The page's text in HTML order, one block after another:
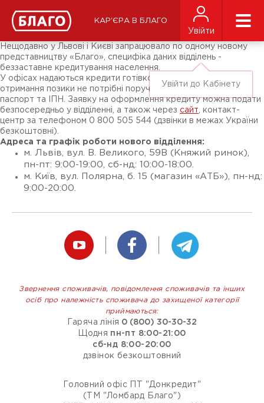
КАР'ЄРА В БЛАГО
Увійти
Увійти до Кабінету
ЗМІ про нас
Підписники соц-мереж
Ярмарки
Нещодавно у Львові і Києві запрацювало по одному новому
представництву «Благо», специфіка даних відділень -
беззаставне кредитування населення.
У офісах надаються кредити готівкою без застави. Для
отримання позики не потрібні поручителі, довідки - тільки
паспорт та ІПН. Заявку на оформлення кредиту можна подати
безпосередньо у відділенні, а також через сайт , контакт-
центр за телефоном 0 800 505 544 (дзвінки в межах України
безкоштовні).
Адреса та графік роботи нового відділення:
м. Львів, вул. В. Великого, 59В (Княжий ринок),
пн-пт: 9:00-19:00, сб-нд: 10:00-18:00.
м. Київ, вул. Полярна, б. 15 (магазин «АТБ»), пн-нд:
9:00-20:00.
Звернення споживачів, повідомлення споживачів та інших
осіб про належність споживача до захищеної категорії
приймаються:
Гаряча лінія 0 (800) 30-30-32
Щодня пн-пт 8:00-21:00
сб-нд 8:00-20:00
дзвінок безкоштовний
Головний офіс ПТ "Донкредит"
(ТМ "Ломбард Благо")